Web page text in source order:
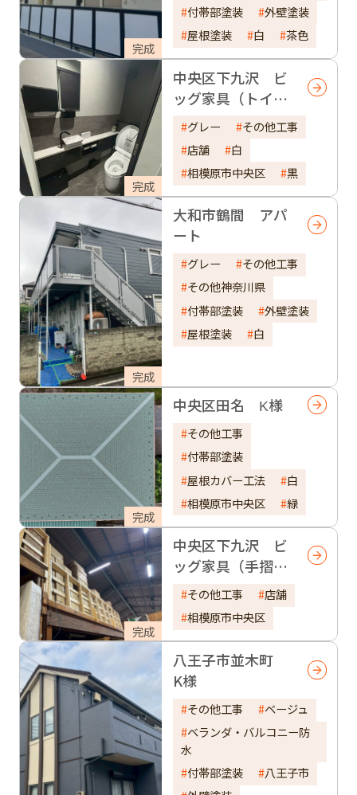
完成
付帯部塗装
外壁塗装
屋根塗装
白 茶色
完成
中央区下九沢 ビ
ッグ家具（トイ
レ）グレー
その他工事
店舗
白
相模原市中央区
黒
完成
大和市鶴間 アパ
ート
グレー
その他工事
その他神奈川県
付帯部塗装
外壁塗装
屋根塗装
白
完成
中央区田名 K様
その他工事
付帯部塗装
屋根カバー工法
白
相模原市中央区
緑
完成
中央区下九沢 ビ
ッグ家具（手摺
り）その他工事
店舗
相模原市中央区
八王子市並木町
K様
その他工事
ベージュ
ベランダ・バルコニー防
水
付帯部塗装
八王子市